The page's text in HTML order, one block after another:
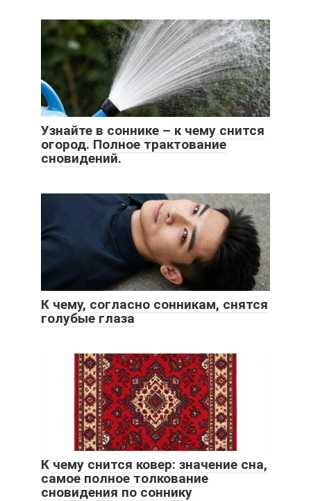
Узнайте в соннике – к чему снится
огород. Полное трактование
сновидений.
К чему, согласно сонникам, снятся
голубые глаза
К чему снится ковер: значение сна,
самое полное толкование
сновидения по соннику